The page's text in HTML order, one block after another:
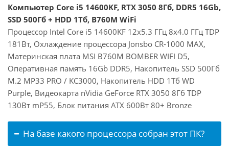
Компьютер Core i5 14600KF, RTX 3050 8Гб, DDR5 16Gb,
SSD 500Гб + HDD 1Тб, B760M WiFi
Процессор Intel Core i5 14600KF 12x5.3 ГГц 8x4.0 ГГц TDP
181Вт, Охлаждение процессора Jonsbo CR-1000 MAX,
Материнская плата MSI B760M BOMBER WIFI D5,
Оперативная память 16Gb DDR5, Накопитель SSD 500Гб
M.2 MP33 PRO / KC3000, Накопитель HDD 1Тб WD
Purple, Видеокарта nVidia GeForce RTX 3050 8Гб TDP
130Вт mP55, Блок питания ATX 600Вт 80+ Bronze
На базе какого процессора собран этот ПК?